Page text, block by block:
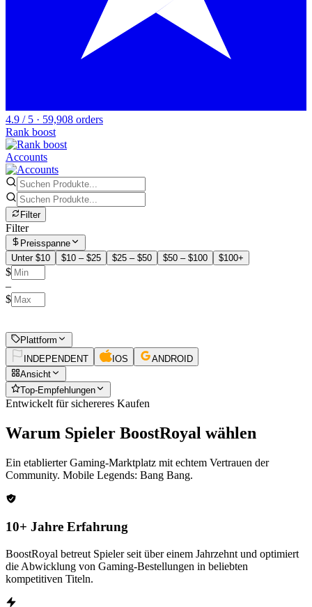
4.9 / 5 · 59,908 orders
Rank boost
Accounts
Filter
Filter
Preisspanne
Unter $10
$10 – $25 $25 – $50 $50 – $100 $100+
$
–
$
Plattform
INDEPENDENT
IOS
ANDROID
Ansicht
Top-Empfehlungen
Entwickelt für sichereres Kaufen
Warum Spieler BoostRoyal wählen
Ein etablierter Gaming-Marktplatz mit echtem Vertrauen der
Community. Mobile Legends: Bang Bang.
10+ Jahre Erfahrung
BoostRoyal betreut Spieler seit über einem Jahrzehnt und optimiert
die Abwicklung von Gaming-Bestellungen in beliebten
kompetitiven Titeln.